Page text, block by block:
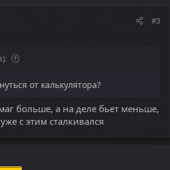
#3
от калькулятора?
больше, а на деле бьет меньше,
с этим сталкивался